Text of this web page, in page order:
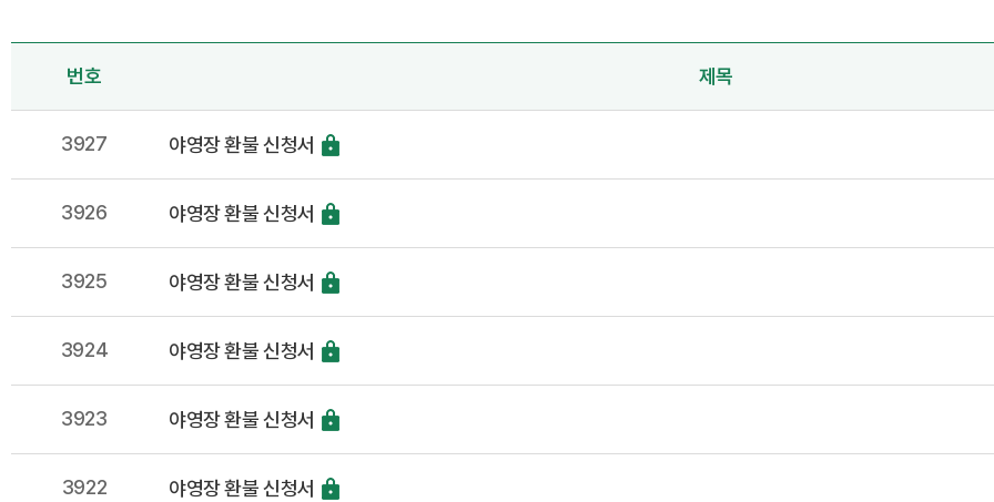
번호 제목
3927 야영장 환불 신청서
3926 야영장 환불 신청서
3925 야영장 환불 신청서
3924 야영장 환불 신청서
3923 야영장 환불 신청서
3922 야영장 환불 신청서